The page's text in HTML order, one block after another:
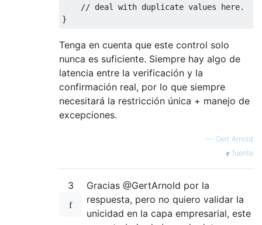
// deal with duplicate values here.
}
Tenga en cuenta que este control solo
nunca es suficiente. Siempre hay algo de
latencia entre la verificación y la
confirmación real, por lo que siempre
necesitará la restricción única + manejo de
excepciones.
— Gert Arnold
fuente
3
Gracias @GertArnold por la
respuesta, pero no quiero validar la
unicidad en la capa empresarial, este